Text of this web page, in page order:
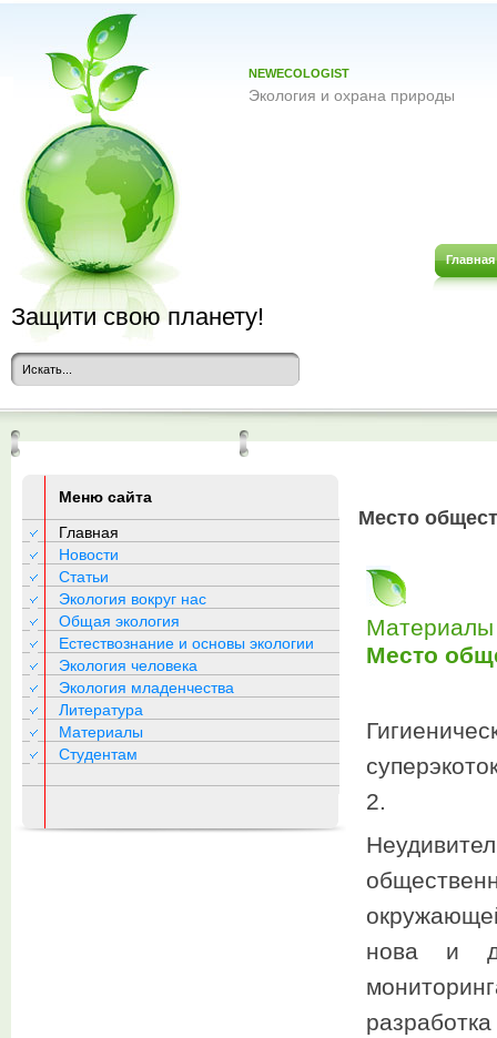
NEWECOLOGIST
Экология и охрана природы
Главная
Защити свою планету!
Меню сайта
Главная
Новости
Статьи
Экология вокруг нас
Общая экология
Естествознание и основы экологии
Экология человека
Экология младенчества
Литература
Материалы
Студентам
Место
Материалы
Место
2.
нова и